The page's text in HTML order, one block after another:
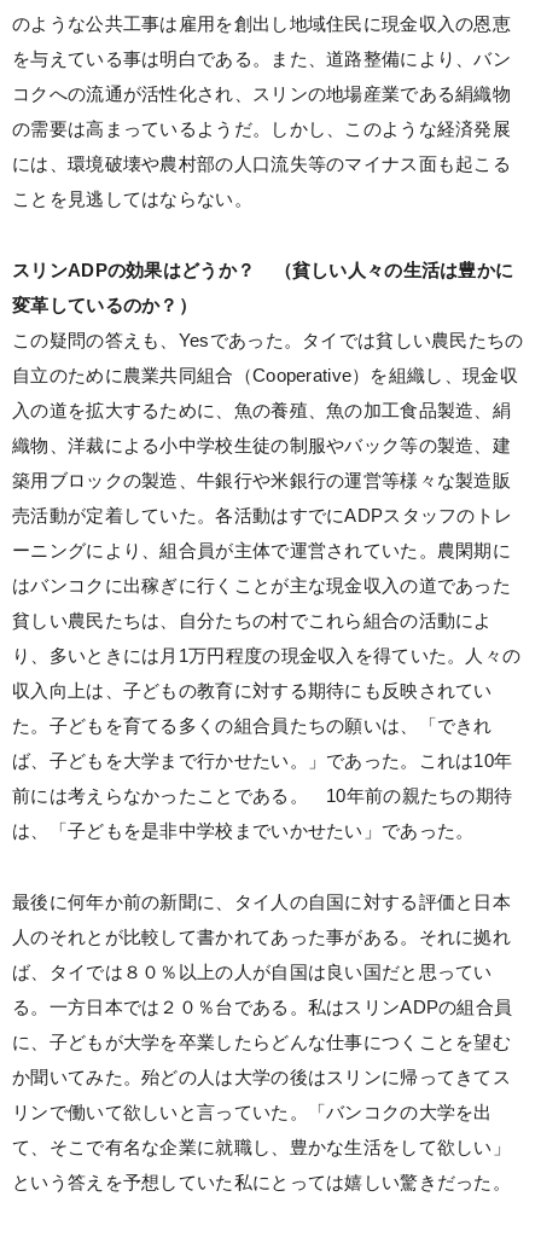
のような公共工事は雇用を創出し地域住民に現金収入の恩恵
を与えている事は明白である。また、道路整備により、バン
コクへの流通が活性化され、スリンの地場産業である絹織物
の需要は高まっているようだ。しかし、このような経済発展
には、環境破壊や農村部の人口流失等のマイナス面も起こる
ことを見逃してはならない。
スリンADPの効果はどうか？ （貧しい人々の生活は豊かに
変革しているのか？）
この疑問の答えも、Yesであった。タイでは貧しい農民たちの
自立のために農業共同組合（Cooperative）を組織し、現金収
入の道を拡大するために、魚の養殖、魚の加工食品製造、絹
織物、洋裁による小中学校生徒の制服やバック等の製造、建
築用ブロックの製造、牛銀行や米銀行の運営等様々な製造販
売活動が定着していた。各活動はすでにADPスタッフのトレ
ーニングにより、組合員が主体で運営されていた。農閑期に
はバンコクに出稼ぎに行くことが主な現金収入の道であった
貧しい農民たちは、自分たちの村でこれら組合の活動によ
り、多いときには月1万円程度の現金収入を得ていた。人々の
収入向上は、子どもの教育に対する期待にも反映されてい
た。子どもを育てる多くの組合員たちの願いは、「できれ
ば、子どもを大学まで行かせたい。」であった。これは10年
前には考えらなかったことである。 10年前の親たちの期待
は、「子どもを是非中学校までいかせたい」であった。
最後に何年か前の新聞に、タイ人の自国に対する評価と日本
人のそれとが比較して書かれてあった事がある。それに拠れ
ば、タイでは８０％以上の人が自国は良い国だと思ってい
る。一方日本では２０％台である。私はスリンADPの組合員
に、子どもが大学を卒業したらどんな仕事につくことを望む
か聞いてみた。殆どの人は大学の後はスリンに帰ってきてス
リンで働いて欲しいと言っていた。「バンコクの大学を出
て、そこで有名な企業に就職し、豊かな生活をして欲しい」
という答えを予想していた私にとっては嬉しい驚きだった。